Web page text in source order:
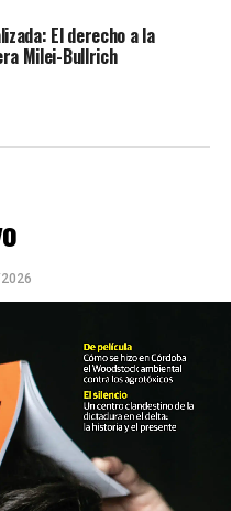
El derecho a la
Milei-Bullrich